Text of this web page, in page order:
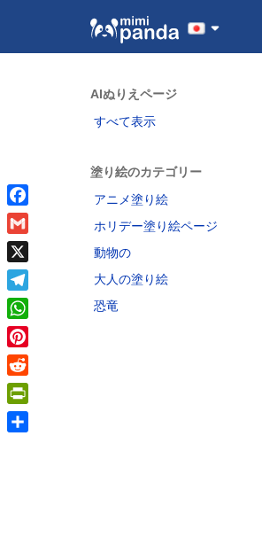
AIぬりえページ
すべて表示
塗り絵のカテゴリー
アニメ塗り絵
ホリデー塗り絵ページ
動物の
大人の塗り絵
恐竜
Facebook
Gmail
X
Telegram
WhatsApp
Pinterest
Reddit
PrintFriendly